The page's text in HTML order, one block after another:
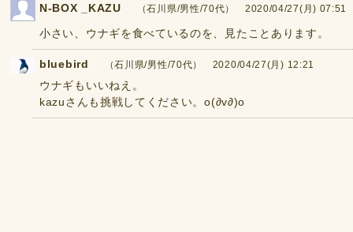
N-BOX _KAZU （石川県/男性/70代） 2020/04/27(月) 07:51
小さい、ウナギを食べているのを、見たことあります。
bluebird （石川県/男性/70代） 2020/04/27(月) 12:21
ウナギもいいねえ。
kazuさんも挑戦してください。o(∂v∂)o